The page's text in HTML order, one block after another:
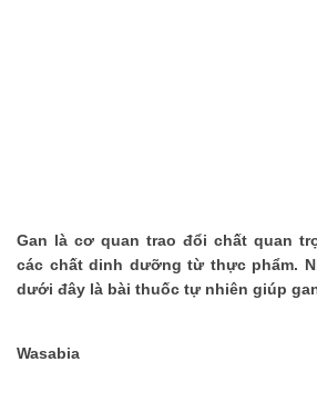
Thái Lan
Gan là cơ quan trao đổi chất quan
các chất dinh dưỡng từ thực phẩm.
dưới đây là bài thuốc tự nhiên giúp
Wasabia